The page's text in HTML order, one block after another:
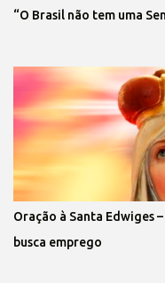
“O Brasil não tem uma
Oração à Santa Edwiges
busca emprego